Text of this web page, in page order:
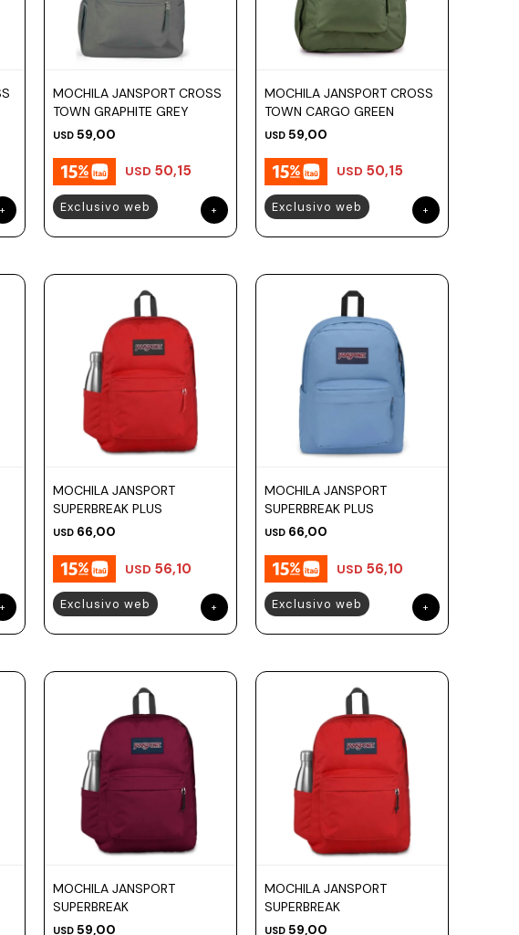
MOCHILA JANSPORT CROSS
TOWN GRAPHITE GREY
USD 59,00
USD 50,15
Exclusivo web
MOCHILA JANSPORT CROSS
TOWN CARGO GREEN
USD 59,00
USD 50,15
Exclusivo web
MOCHILA JANSPORT
SUPERBREAK PLUS
USD 66,00
USD 56,10
Exclusivo web
MOCHILA JANSPORT
SUPERBREAK PLUS
USD 66,00
USD 56,10
Exclusivo web
MOCHILA JANSPORT
SUPERBREAK
USD 59,00
MOCHILA JANSPORT
SUPERBREAK
USD 59,00